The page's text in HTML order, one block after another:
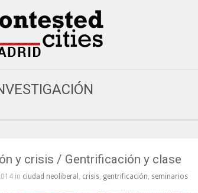
y crisis / Gentrificación y clase
in ciudad neoliberal , crisis, gentrificación, seminarios